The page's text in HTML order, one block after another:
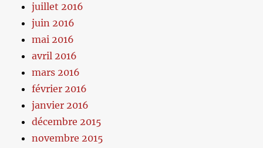
juillet 2016
juin 2016
mai 2016
avril 2016
mars 2016
février 2016
janvier 2016
décembre 2015
novembre 2015